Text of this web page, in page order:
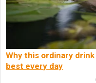
Why this ordinary
best every day